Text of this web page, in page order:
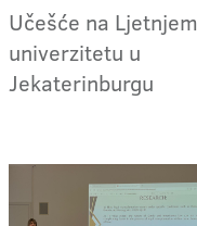
Učešće na Ljetnjem
univerzitetu u
Jekaterinburgu